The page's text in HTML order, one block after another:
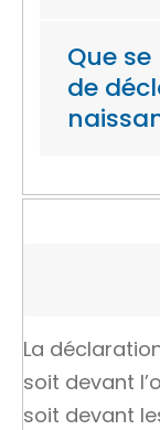
Que
de
La
soit devant
soit devant